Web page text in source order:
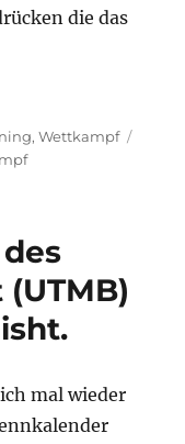
die das
,Wettkampf
mal wieder